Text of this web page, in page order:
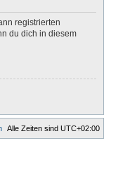
registrierten
du dich in diesem
Alle Zeiten sind UTC+02:00